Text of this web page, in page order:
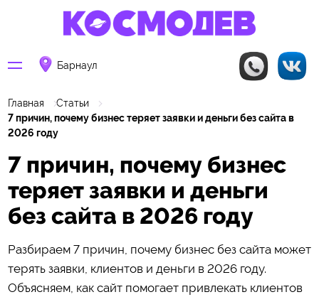
Барнаул
Главная
Статьи
7 причин, почему бизнес теряет заявки и деньги без сайта в
2026 году
7 причин, почему бизнес
теряет заявки и деньги
без сайта в 2026 году
Разбираем 7 причин, почему бизнес без сайта может
терять заявки, клиентов и деньги в 2026 году.
Объясняем, как сайт помогает привлекать клиентов